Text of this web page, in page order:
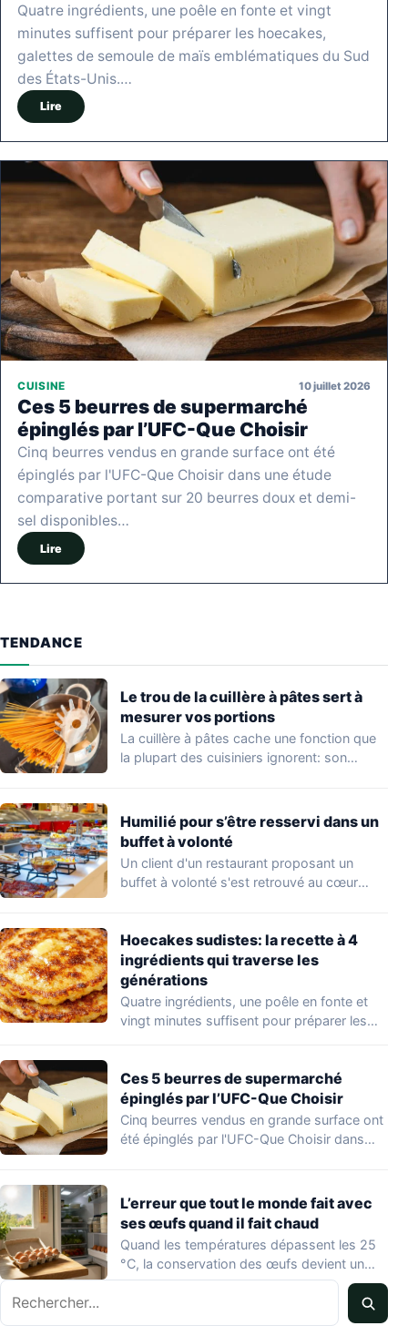
Quatre ingrédients, une poêle en fonte et vingt
minutes suffisent pour préparer les hoecakes,
galettes de semoule de maïs emblématiques du Sud
des États-Unis.…
Lire
CUISINE 10 juillet 2026
Ces 5 beurres de supermarché
épinglés par l’UFC-Que Choisir
Cinq beurres vendus en grande surface ont été
épinglés par l'UFC-Que Choisir dans une étude
comparative portant sur 20 beurres doux et demi-
sel disponibles…
Lire
TENDANCE
Le trou de la cuillère à pâtes sert à
mesurer vos portions
La cuillère à pâtes cache une fonction que
la plupart des cuisiniers ignorent: son…
Humilié pour s’être resservi dans un
buffet à volonté
Un client d'un restaurant proposant un
buffet à volonté s'est retrouvé au cœur
Hoecakes sudistes: la recette à 4
ingrédients qui traverse les
générations
Quatre ingrédients, une poêle en fonte et
vingt minutes suffisent pour préparer les
Ces 5 beurres de supermarché
épinglés par l’UFC-Que Choisir
Cinq beurres vendus en grande surface ont
été épinglés par l'UFC-Que Choisir dans
L’erreur que tout le monde fait avec
ses œufs quand il fait chaud
Quand les températures dépassent les 25
°C, la conservation des œufs devient un
vrai…